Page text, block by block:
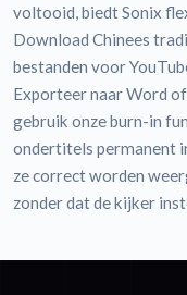
voltooid, biedt Sonix
Download Chinees
bestanden voor
Exporteer naar Word
gebruik onze burn-in
ondertitels permanent
ze correct worden
zonder dat de kijker